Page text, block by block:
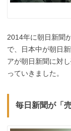
2014年に朝日新聞
で、日本中が朝日
アが朝日新聞に対
っていきました。
毎日新聞が「